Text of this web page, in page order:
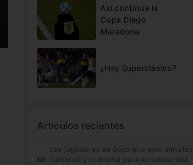
Así continúa la
Copa Diego
Maradona
¿Hay Superclásico?
Artículos recientes
Los jugadores de Boca que más minutos
sumaron y el dilema para Arruabarrena